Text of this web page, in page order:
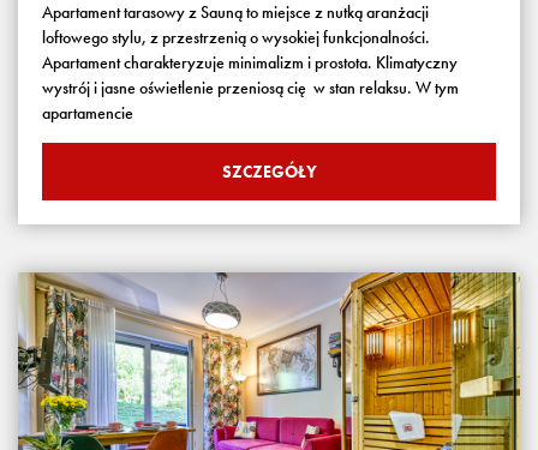
Apartament tarasowy z Sauną to miejsce z nutką aranżacji
loftowego stylu, z przestrzenią o wysokiej funkcjonalności.
Apartament charakteryzuje minimalizm i prostota. Klimatyczny
wystrój i jasne oświetlenie przeniosą cię w stan relaksu. W tym
apartamencie
SZCZEGÓŁY